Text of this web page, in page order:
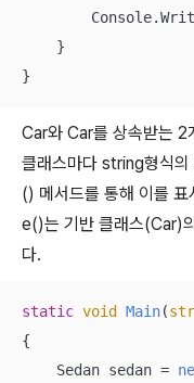
    }
}
Car와 Car를 상속받는 2
클래스마다 string형식
() 메서드를 통해 이를
e()는 기반 클래스(Car)
다.
static void Main(
{
    Sedan sedan =